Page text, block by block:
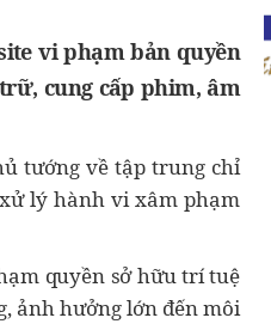
vi phạm bản quyền
cung cấp phim, âm
tướng về tập trung chỉ
lý hành vi xâm phạm
quyền sở hữu trí tuệ
ảnh hưởng lớn đến môi